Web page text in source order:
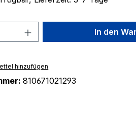
Anzahl: Gib denIn den
hinzufügen
810671021293